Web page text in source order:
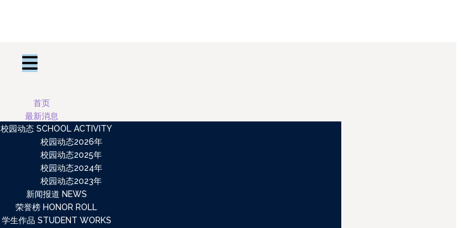
首页
最新消息
校园动态 SCHOOL ACTIVITY
校园动态2026年
校园动态2025年
校园动态2024年
校园动态2023年
新闻报道 NEWS
荣誉榜 HONOR ROLL
学生作品 STUDENT WORKS